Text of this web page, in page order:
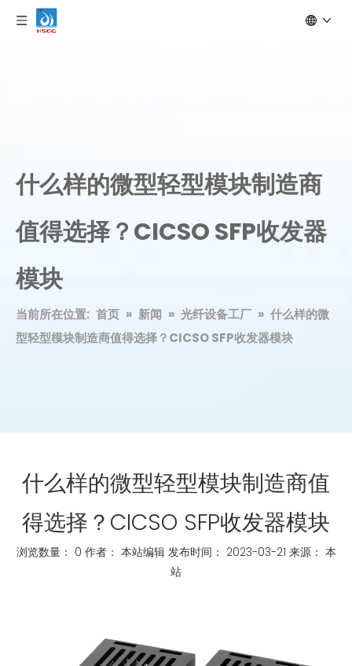
什么样的微型轻型模块制造商
值得选择？CICSO SFP收发器
模块
当前所在位置: 首页 » 新闻 » 光纤设备工厂 » 什么样的微
型轻型模块制造商值得选择？CICSO SFP收发器模块
什么样的微型轻型模块制造商值
得选择？CICSO SFP收发器模块
浏览数量： 0 作者： 本站编辑 发布时间： 2023-03-21 来源： 本
站